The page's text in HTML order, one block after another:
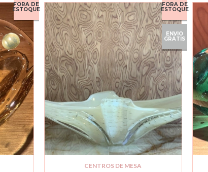
FORA DE
ESTOQUE
FORA DE
ESTOQUE
ENVIO
GRÁTIS
CENTROS DE MESA